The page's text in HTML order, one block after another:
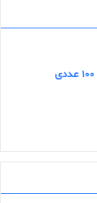
دستمال مرطوب پاک کننده چشم 100 عددی